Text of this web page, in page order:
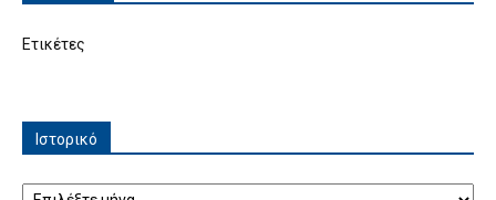
Ετικέτες
Ιστορικό
Ιστορικό